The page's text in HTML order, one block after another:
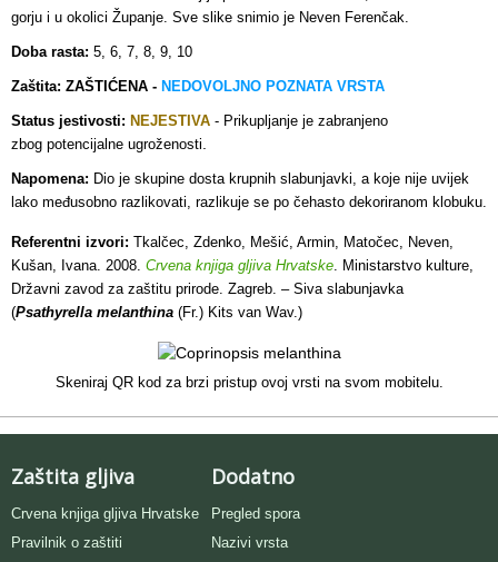
gorju i u okolici Županje. Sve slike snimio je Neven Ferenčak.
Doba rasta: 5, 6, 7, 8, 9, 10
Zaštita: ZAŠTIĆENA - NEDOVOLJNO POZNATA VRSTA
Status jestivosti: NEJESTIVA - Prikupljanje je zabranjeno
zbog potencijalne ugroženosti
Napomena: Dio je skupine dosta krupnih slabunjavki, a koje nije uvijek
lako međusobno razlikovati, razlikuje se po čehasto dekoriranom klobuku.
Referentni izvori: Tkalčec, Zdenko, Mešić, Armin, Matočec, Neven,
Kušan, Ivana. 2008. Crvena knjiga gljiva Hrvatske. Ministarstvo kulture,
Državni zavod za zaštitu prirode. Zagreb. – Siva slabunjavka
(Psathyrella melanthina (Fr.) Kits van Wav.)
Skeniraj QR kod za brzi pristup ovoj vrsti na svom mobitelu.
Zaštita gljiva
Crvena knjiga gljiva Hrvatske
Pravilnik o zaštiti
Dodatno
Pregled spora
Nazivi vrsta